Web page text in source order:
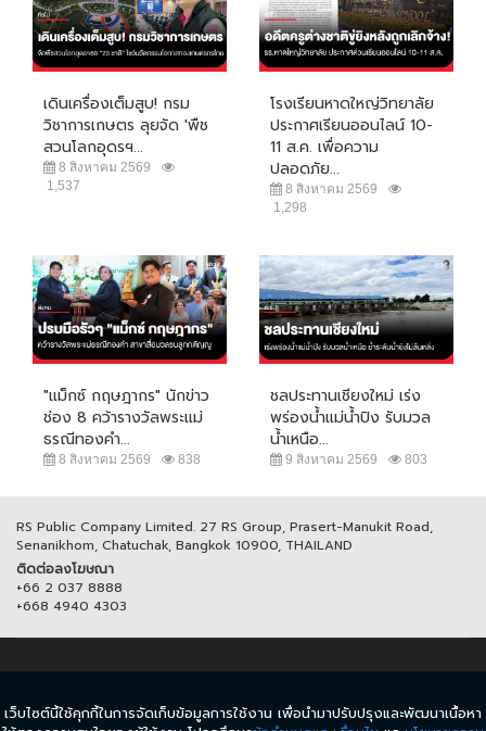
เดินเครื่องเต็มสูบ! กรม
วิชาการเกษตร ลุยจัด 'พืช
สวนโลกอุดรฯ...
8 สิงหาคม 2569
1,537
โรงเรียนหาดใหญ่วิทยาลัย
ประกาศเรียนออนไลน์ 10-
11 ส.ค. เพื่อความ
ปลอดภัย...
8 สิงหาคม 2569
1,298
"แม็กซ์ กฤษฎากร" นักข่าว
ช่อง 8 คว้ารางวัลพระแม่
ธรณีทองคำ...
8 สิงหาคม 2569 838
ชลประทานเชียงใหม่ เร่ง
พร่องน้ำแม่น้ำปิง รับมวล
น้ำเหนือ...
9 สิงหาคม 2569 803
RS Public Company Limited. 27 RS Group, Prasert-Manukit Road,
Senanikhom, Chatuchak, Bangkok 10900, THAILAND
ติดต่อลงโฆษณา
+66 2 037 8888
+668 4940 4303
© COPYRIGHT 2017 THAICH8.COM, ALL RIGHT RESERVED.
ข้อกำหนดและเงื่อนไข นโยบายความเป็นส่วนตัว
เว็บไซต์นี้ใช้คุกกี้ในการจัดเก็บข้อมูลการใช้งาน เพื่อนำมาปรับปรุงและพัฒนาเนื้อหา